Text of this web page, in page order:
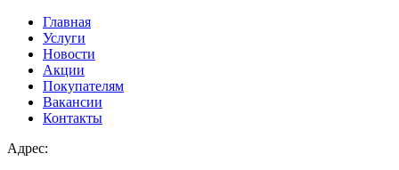
Главная
Услуги
Новости
Акции
Покупателям
Вакансии
Контакты
Адрес: